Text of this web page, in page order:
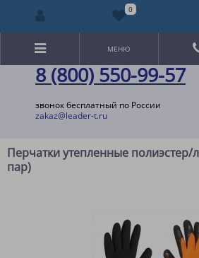
8 (800) 550-99-57
звонок бесплатный по России
zakaz@leader-t.ru
МЕНЮ
Перчатки утепленные полиэстер/
пар)
0